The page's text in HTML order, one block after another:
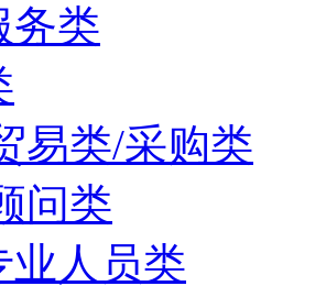
务类
易类/采购类
问类
业人员类